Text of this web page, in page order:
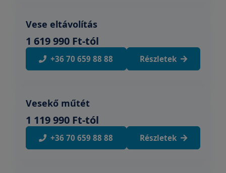
Vese eltávolítás
1 619 990 Ft-tól
+36 70 659 88 88 Részletek
Vesekő műtét
1 119 990 Ft-tól
+36 70 659 88 88 Részletek